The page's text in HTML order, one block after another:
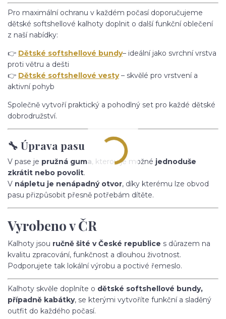
Pro maximální ochranu v každém počasí doporučujeme
dětské softshellové kalhoty doplnit o další funkční oblečení
z naší nabídky:
👉 Dětské softshellové bundy– ideální jako svrchní vrstva
proti větru a dešti
👉 Dětské softshellové vesty– skvělé pro vrstvení a
aktivní pohyb
Společně vytvoří praktický a pohodlný set pro každé dětské
dobrodružství.
🔧 Úprava pasu
V pase je pružná guma, kterou je možné jednoduše
zkrátit nebo povolit.
V nápletu je nenápadný otvor, díky kterému lze obvod
pasu přizpůsobit přesně potřebám dítěte.
Vyrobeno v ČR
Kalhoty jsou ručně šité v České republice s důrazem na
kvalitu zpracování, funkčnost a dlouhou životnost.
Podporujete tak lokální výrobu a poctivé řemeslo.
Kalhoty skvěle doplníte o dětské softshellové bundy,
případně kabátky, se kterými vytvoříte funkční a sladěný
outfit do každého počasí.